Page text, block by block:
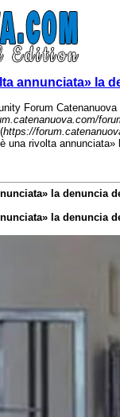
annunciata» la
Forum
https://
una rivolta
la denuncia
la denuncia